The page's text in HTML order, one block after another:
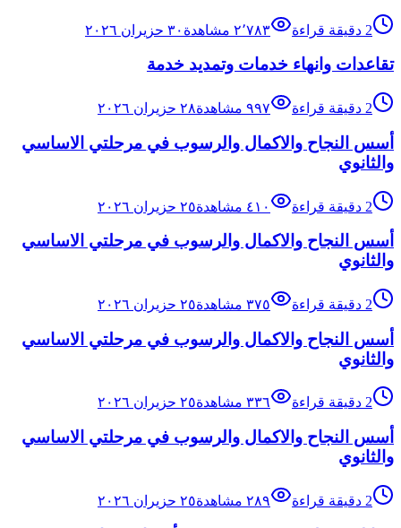
2 دقيقة قراءة ٢٬٧٨٣ مشاهدة ٣٠ حزيران ٢٠٢٦
تقاعدات وانهاء خدمات وتمديد خدمة
2 دقيقة قراءة ٩٩٧ مشاهدة٢٨ حزيران ٢٠٢٦
أسس النجاح والاكمال والرسوب في مرحلتي الاساسي
والثانوي
2 دقيقة قراءة ٤١٠ مشاهدة٢٥ حزيران ٢٠٢٦
أسس النجاح والاكمال والرسوب في مرحلتي الاساسي
والثانوي
2 دقيقة قراءة ٣٧٥ مشاهدة٢٥ حزيران ٢٠٢٦
أسس النجاح والاكمال والرسوب في مرحلتي الاساسي
والثانوي
2 دقيقة قراءة ٣٣٦ مشاهدة٢٥ حزيران ٢٠٢٦
أسس النجاح والاكمال والرسوب في مرحلتي الاساسي
والثانوي
2 دقيقة قراءة ٢٨٩ مشاهدة٢٥ حزيران ٢٠٢٦